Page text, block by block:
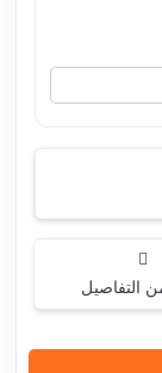
التفاصيل